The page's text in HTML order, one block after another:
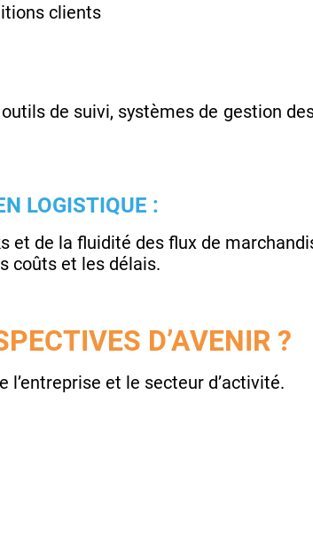
clients
de suivi, systèmes de gestion
LOGISTIQUE :
et de la fluidité des flux de
coûts et les délais.
D’AVENIR ?
l’entreprise et le secteur d’activité.